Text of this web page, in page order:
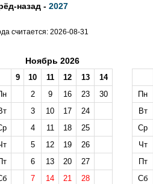
назад - 2027
считается: 2026-08-31
Ноябрь 2026
9 10 11 12 13
14
2 9 16 23
30
3 10 17
24
4 11 18
25
5 12 19
26
6 13 20
27
7 14 21
28
Пн
Вт
Ср
Чт
Пт
Сб